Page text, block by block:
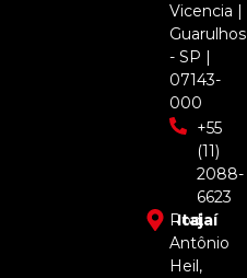
Vicencia |
Guarulhos
- SP |
07143-
000
+55
(11)
2088-
6623
Itajaí
Rod.
Antônio
Heil,